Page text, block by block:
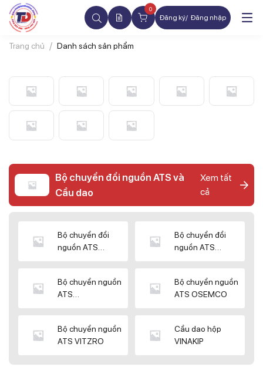
0
Đăng ký Đăng nhập
Trang chủ Danh sách sản phẩm
Bộ chuyển đổi nguồn ATS và
Cầu dao
Xem tất
cả
Bộ chuyển đổi
nguồn ATS
Bộ chuyển đổi
nguồn ATS
Bộ chuyển nguồn
ATS
Bộ chuyển nguồn
ATS OSEMCO
Bộ chuyển nguồn
ATS VITZRO
Cầu dao hộp
VINAKIP